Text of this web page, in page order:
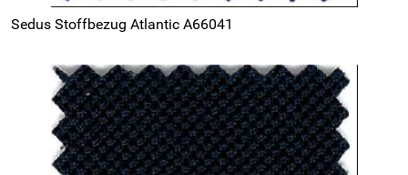
Sedus Stoffbezug Atlantic A66041